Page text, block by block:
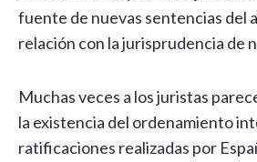
fuente de nuevas sentencias del
relación con la jurisprudencia de
Muchas veces a los juristas
la existencia del ordenamiento
ratificaciones realizadas por